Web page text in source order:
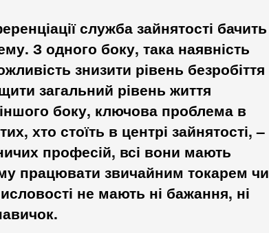
служба зайнятості бачить
З одного боку, така наявність
знизити рівень безробіття
загальний рівень життя
боку, ключова проблема в
хто стоїть в центрі зайнятості, –
професій, всі вони мають
працювати звичайним токарем чи
не мають ні бажання, ні